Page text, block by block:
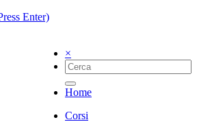
Enter)
×
Home
Corsi